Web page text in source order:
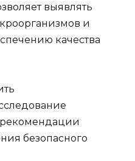
выявлять
и
качества
безопасного